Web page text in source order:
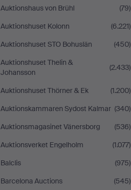
Auktionshaus von Brühl
(79)
Auktionshuset Kolonn
(6.221)
Auktionshuset STO Bohuslän
(450)
Auktionshuset Thelin &
Johansson
(2.433)
Auktionshuset Thörner & Ek
(1.200)
Auktionskammaren Sydost Kalmar (340)
Auktionsmagasinet Vänersborg
(536)
Auktionsverket Engelholm
(1.077)
Balclis
(975)
Barcelona Auctions
(545)